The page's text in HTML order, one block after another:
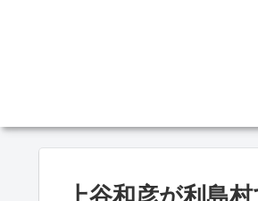
上谷和彦が利島